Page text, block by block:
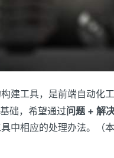
建工具，是前端自动化
础，希望通过问题 + 解
中相应的处理办法。（